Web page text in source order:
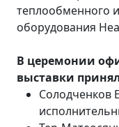
теплообменного
оборудования
В церемонии
выставки
Солодченков